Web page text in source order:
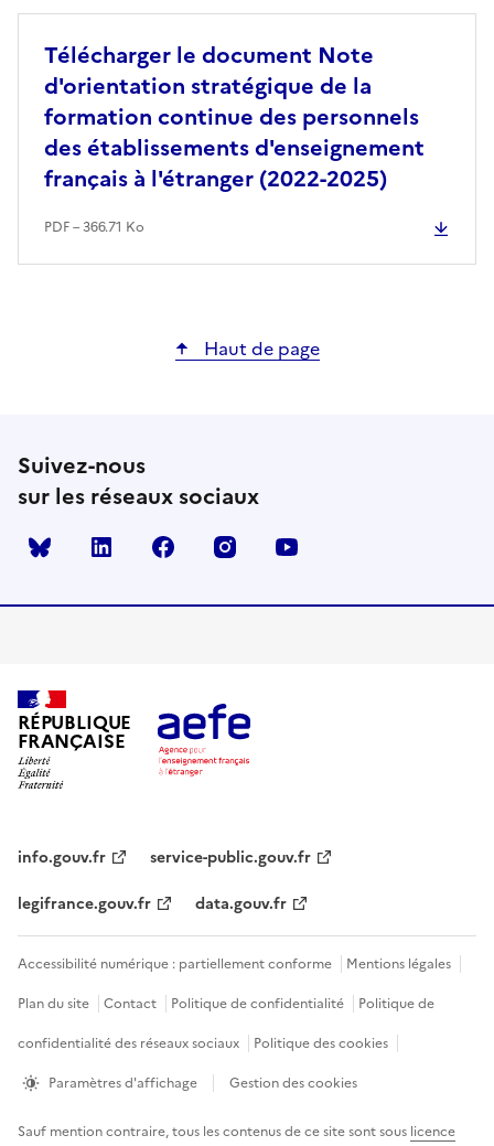
Télécharger le document Note
d'orientation stratégique de la
formation continue des personnels
des établissements d'enseignement
français à l'étranger (2022-2025)
PDF – 366.71 Ko
Haut de page
Suivez-nous
sur les réseaux sociaux
Bluesky linkedin facebook instagram
RÉPUBLIQUE
FRANÇAISE
info.gouv.fr
service-public.gouv.fr
legifrance.gouv.fr
data.gouv.fr
Accessibilité numérique : partiellement conforme
Mentions légales
Plan du site
Contact Politique de confidentialité
Politique de
confidentialité des réseaux sociaux
Politique des cookies
Paramètres d'affichage
Gestion des cookies
Sauf mention contraire, tous les contenus de ce site sont sous licence